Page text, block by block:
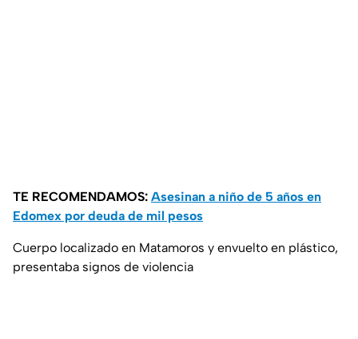
TE RECOMENDAMOS: Asesinan a niño de 5 años en
Edomex por deuda de mil pesos
Cuerpo localizado en Matamoros y envuelto en plástico,
presentaba signos de violencia